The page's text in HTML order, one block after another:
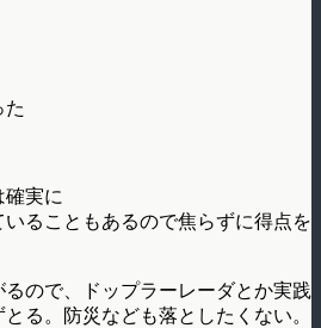
た
実に
ることもあるので焦らずに得点を
ので、ドップラーレーダとか実践
る。防災なども落としたくない。